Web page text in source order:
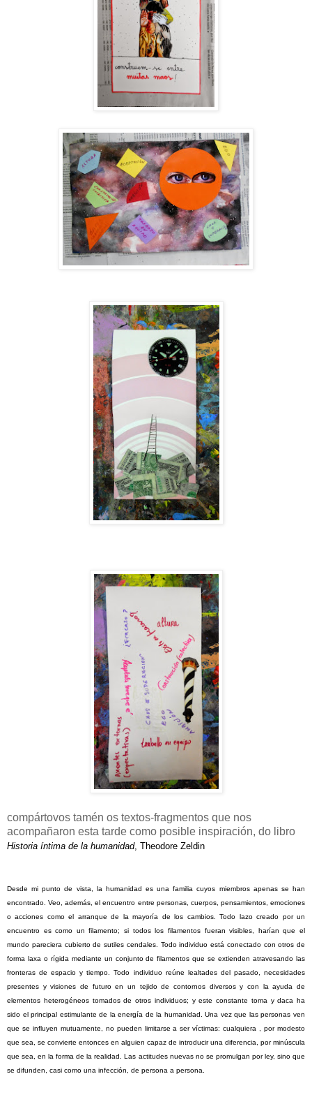
compártovos tamén os textos-fragmentos que nos
acompañaron esta tarde como posible inspiración, do libro
Historia íntima de la humanidad, Theodore Zeldin
Desde mi punto de vista, la humanidad es una familia cuyos miembros apenas se han
encontrado. Veo, además, el encuentro entre personas, cuerpos, pensamientos, emociones
o acciones como el arranque de la mayoría de los cambios. Todo lazo creado por un
encuentro es como un filamento; si todos los filamentos fueran visibles, harían que el
mundo pareciera cubierto de sutiles cendales. Todo individuo está conectado con otros de
forma laxa o rígida mediante un conjunto de filamentos que se extienden atravesando las
fronteras de espacio y tiempo. Todo individuo reúne lealtades del pasado, necesidades
presentes y visiones de futuro en un tejido de contornos diversos y con la ayuda de
elementos heterogéneos tomados de otros individuos; y este constante toma y daca ha
sido el principal estimulante de la energía de la humanidad. Una vez que las personas ven
que se influyen mutuamente, no pueden limitarse a ser víctimas: cualquiera , por modesto
que sea, se convierte entonces en alguien capaz de introducir una diferencia, por minúscula
que sea, en la forma de la realidad. Las actitudes nuevas no se promulgan por ley, sino que
se difunden, casi como una infección, de persona a persona.